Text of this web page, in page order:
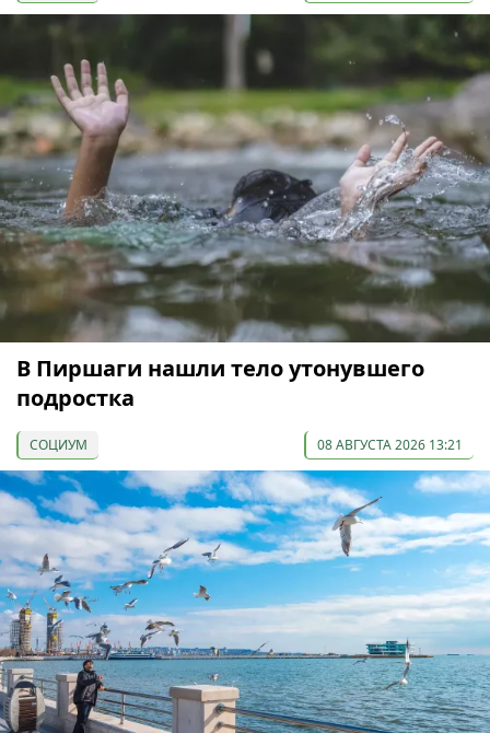
В Пиршаги нашли тело утонувшего
подростка
СОЦИУМ 08 АВГУСТА 2026 13:21